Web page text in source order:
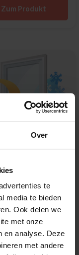
Over
te
media te bieden
Ook delen we
met onze
en analyse. Deze
met andere
Zum Produkt
|
| ISOC75
einen luftgefüllten Hohlraum
mit Klettverschluss